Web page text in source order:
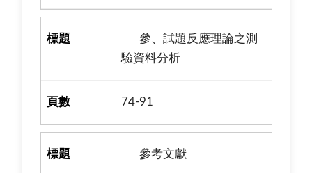
參、試題反應理論之測
驗資料分析
74-91
參考文獻